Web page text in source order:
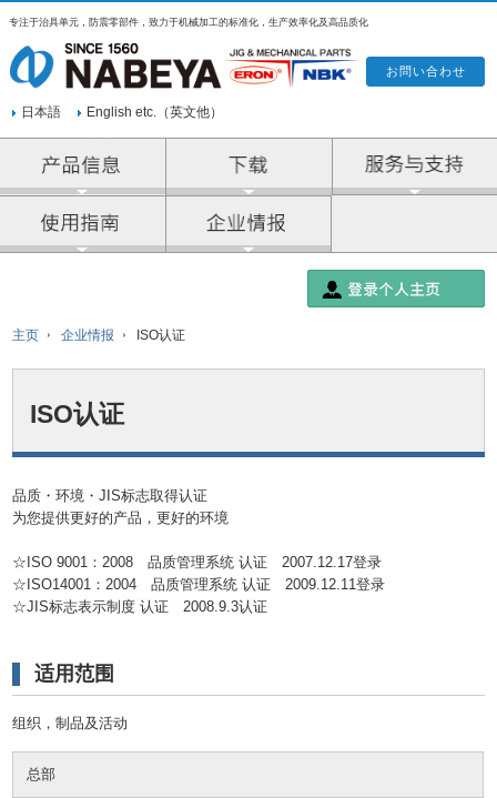
专注于治具单元，防震零部件，致力于机械加工的标准化，生产效率化及高品质化
日本語 English etc.（英文他）
主页 企业情报 ISO认证
ISO认证
品质・环境・JIS标志取得认证
为您提供更好的产品，更好的环境
☆ISO 9001：2008 品质管理系统 认证 2007.12.17登录
☆ISO14001：2004 品质管理系统 认证 2009.12.11登录
☆JIS标志表示制度 认证 2008.9.3认证
适用范围
组织，制品及活动
总部